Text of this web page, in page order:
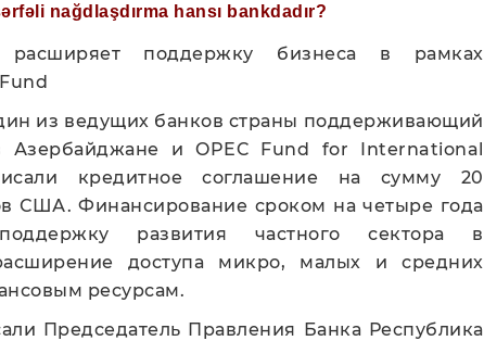
nağdlaşdırma hansı bankdadır?
расширяет поддержку бизнеса в рамках
из ведущих банков страны поддерживающий
Азербайджане и OPEC Fund for International
кредитное соглашение на сумму 20
США. Финансирование сроком на четыре года
развития частного сектора в
доступа микро, малых и средних
ресурсам.
Председатель Правления Банка Республика